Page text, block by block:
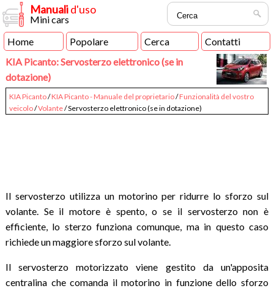
Manualid'uso
Mini cars
Home
Popolare Cerca
Contatti
KIA Picanto: Servosterzo elettronico (se in
dotazione)
KIA Picanto/KIA Picanto - Manuale del proprietario/Funzionalità del vostro
veicolo/Volante/ Servosterzo elettronico (se in dotazione)
Il servosterzo utilizza un motorino per ridurre lo sforzo sul
volante. Se il motore è spento, o se il servosterzo non è
efficiente, lo sterzo funziona comunque, ma in questo caso
richiede un maggiore sforzo sul volante.
Il servosterzo motorizzato viene gestito da un'apposita
centralina che comanda il motorino in funzione dello sforzo